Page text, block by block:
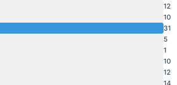
12
10
31
5
1
10
12
14